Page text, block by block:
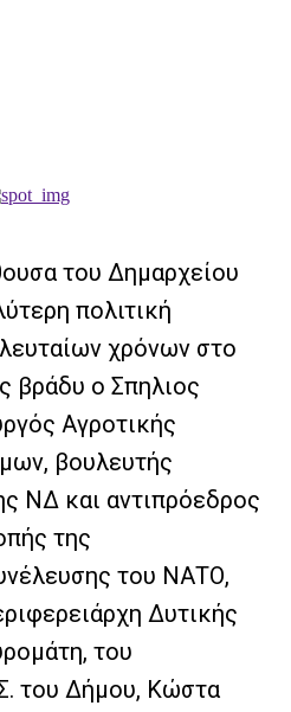
του Δημαρχείου
πολιτική
χρόνων στο
βράδυ ο Σπηλιος
Αγροτικής
βουλευτής
ΝΔ και αντιπρόεδρος
της
του ΝΑΤΟ,
Δυτικής
του
του Δήμου, Κώστα